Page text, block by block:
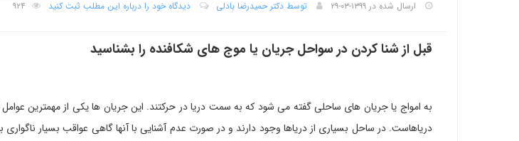
ارسال شده در ۱۳۹۹-۰۳-۲۹ توسط دکتر حمیدرضا بادلی دیدگاه خود را درباره این مطلب ثبت کنید ۹۲۴
قبل از شنا کردن در سواحل جریان یا موج های شکافنده را بشناسید
به امواج یا جریان های ساحلی گفته می شود که به سمت دریا در حرکتند. این جریان ها یکی از مهمترین
دریاهاست.در ساحل بسیاری از دریاها وجود دارند و در صورت عدم آشنایی با آنها گاهی عواقب بسیار ناگواری